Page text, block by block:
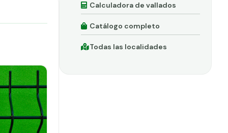
Calculadora de vallados
Catálogo completo
Todas las localidades